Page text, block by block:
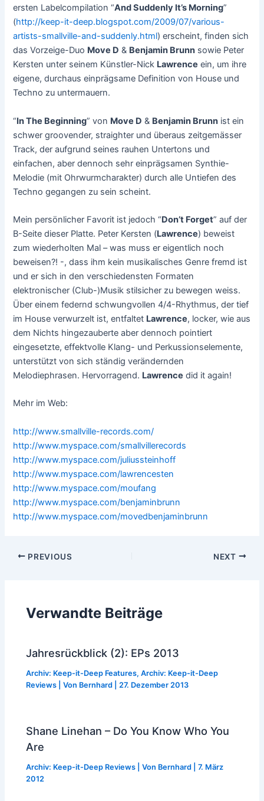
ersten Labelcompilation “And Suddenly It’s Morning”
(http://keep-it-deep.blogspot.com/2009/07/various-
artists-smallville-and-suddenly.html) erscheint, finden sich
das Vorzeige-Duo Move D & Benjamin Brunn sowie Peter
Kersten unter seinem Künstler-Nick Lawrence ein, um ihre
eigene, durchaus einprägsame Definition von House und
Techno zu untermauern.
“In The Beginning” von Move D & Benjamin Brunn ist ein
schwer groovender, straighter und überaus zeitgemässer
Track, der aufgrund seines rauhen Untertons und
einfachen, aber dennoch sehr einprägsamen Synthie-
Melodie (mit Ohrwurmcharakter) durch alle Untiefen des
Techno gegangen zu sein scheint.
Mein persönlicher Favorit ist jedoch “Don’t Forget” auf der
B-Seite dieser Platte. Peter Kersten (Lawrence) beweist
zum wiederholten Mal – was muss er eigentlich noch
beweisen?! -, dass ihm kein musikalisches Genre fremd ist
und er sich in den verschiedensten Formaten
elektronischer (Club-)Musik stilsicher zu bewegen weiss.
Über einem federnd schwungvollen 4/4-Rhythmus, der tief
im House verwurzelt ist, entfaltet Lawrence, locker, wie aus
dem Nichts hingezauberte aber dennoch pointiert
eingesetzte, effektvolle Klang- und Perkussionselemente,
unterstützt von sich ständig verändernden
Melodiephrasen. Hervorragend. Lawrence did it again!
Mehr im Web:
http://www.smallville-records.com/
http://www.myspace.com/smallvillerecords
http://www.myspace.com/juliussteinhoff
http://www.myspace.com/lawrencesten
http://www.myspace.com/moufang
http://www.myspace.com/benjaminbrunn
http://www.myspace.com/movedbenjaminbrunn
Post
PREVIOUS NEXT
Verwandte Beiträge
Jahresrückblick (2): EPs 2013
Archiv: Keep-it-Deep Features,Archiv: Keep-it-Deep
Reviews | Von Bernhard |27. Dezember 2013
Shane Linehan – Do You Know Who You
Are
Archiv: Keep-it-Deep Reviews | Von Bernhard |7. März
2012